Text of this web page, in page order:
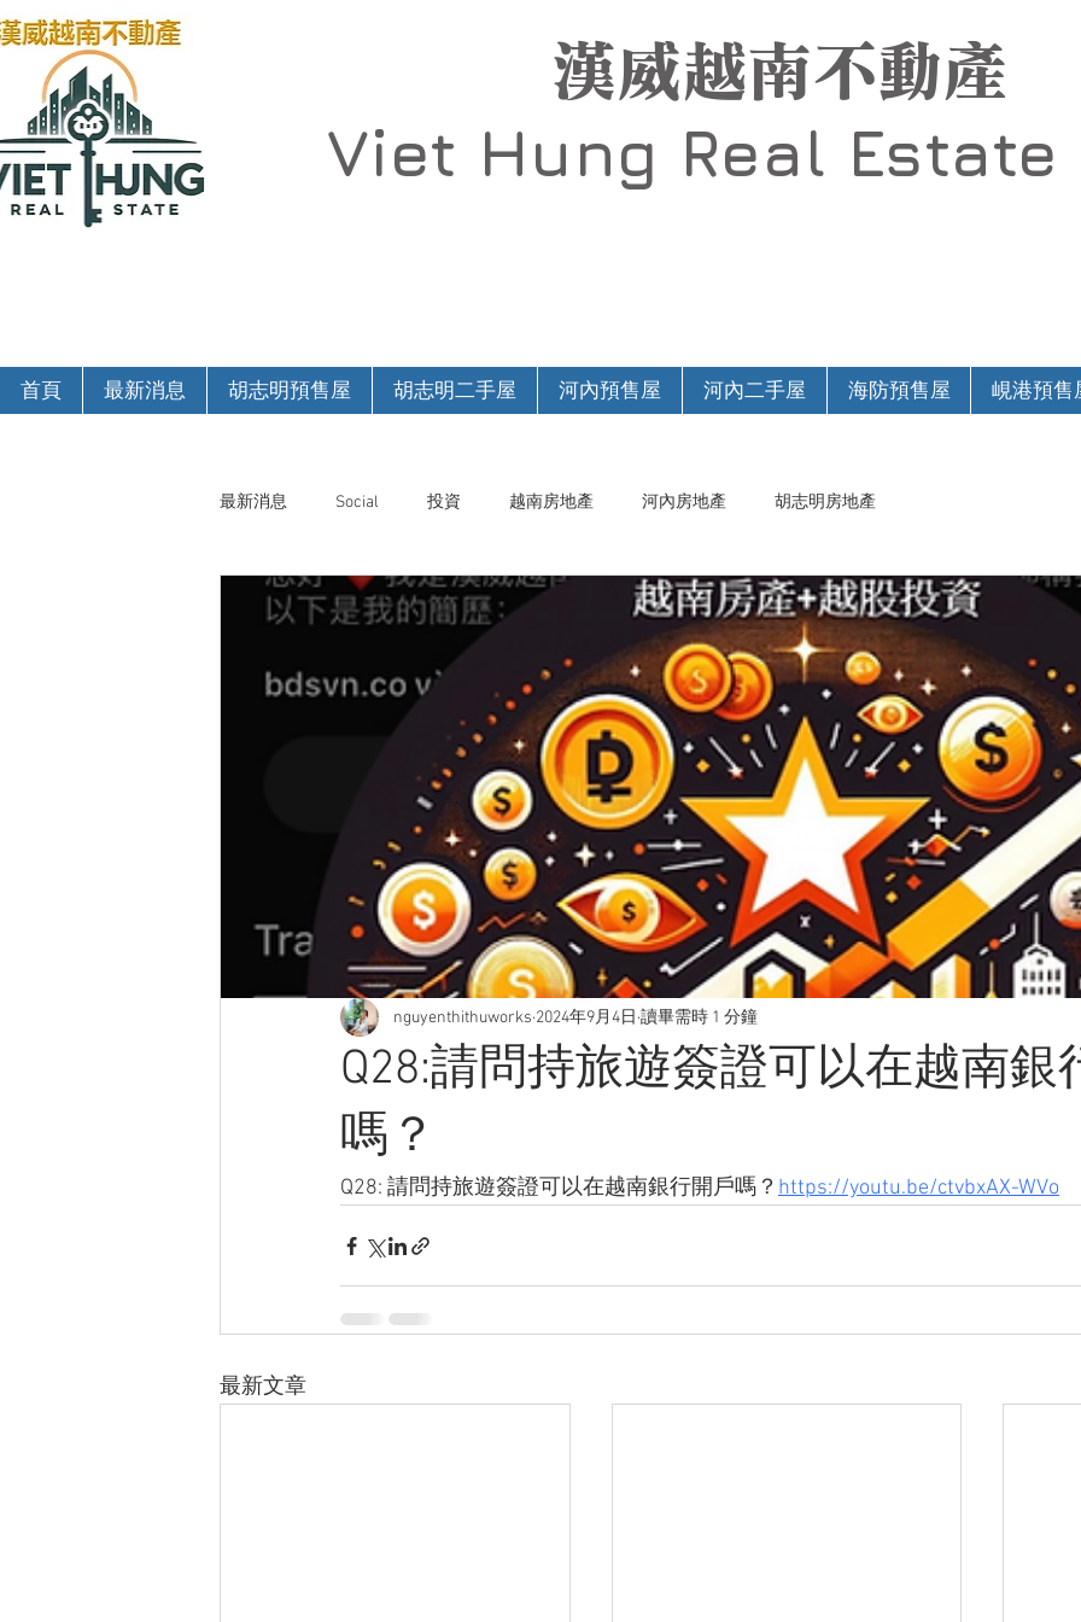
漢威越南不動產
Viet Hung Real Estate
首頁 最新消息 胡志明預售屋 胡志明二手屋 河內預售屋 河內二手屋 海防預售屋 峴港預售
最新消息 Social 投資 越南房地產 河內房地產 胡志明房地產
Q28:請問持旅遊簽證可以在越南銀
嗎？
nguyenthithuworks 2024年9月4日 讀畢需時 1 分鐘
Q28: 請問持旅遊簽證可以在越南銀行開戶嗎？ https://youtu.be/ctvbxAX-WVo
最新文章